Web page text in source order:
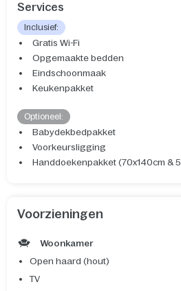
Services
Inclusief:
Gratis Wi-Fi
Opgemaakte bedden
Eindschoonmaak
Keukenpakket
Optioneel:
Babydekbedpakket
Voorkeursligging
Handdoekenpakket (70x140cm &
Voorzieningen
Woonkamer
Open haard (hout)
TV